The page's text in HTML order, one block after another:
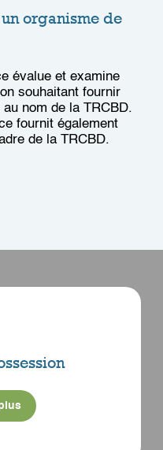
organisme de
évalue et examine
souhaitant fournir
nom de la TRCBD.
fournit également
de la TRCBD.